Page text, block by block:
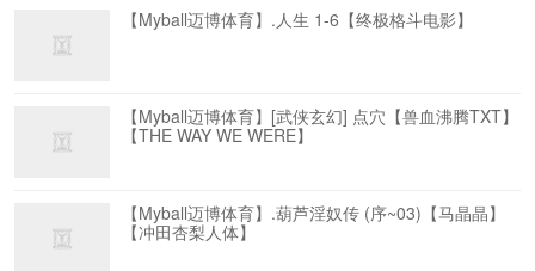
【Myball迈博体育】.人生 1-6【终极格斗电影】
【Myball迈博体育】[武侠玄幻] 点穴【兽血沸腾TXT】
【THE WAY WE WERE】
【Myball迈博体育】.葫芦淫奴传 (序~03)【马晶晶】
【冲田杏梨人体】